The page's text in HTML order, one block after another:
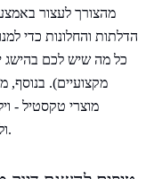
מהצורך לעצור
הדלתות והחלונות כדי
כל מה שיש לכם בהישג
מקצועיים).
מוצרי טקסטיל -
ולהחליש הדי קול ורעשים שאינם הקול שלכם.